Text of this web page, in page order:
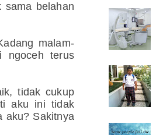
sama belahan
malam-
ngoceh terus
tidak cukup
aku ini tidak
aku? Sakitnya